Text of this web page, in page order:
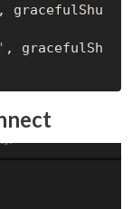
, gracefulShu
, gracefulSh